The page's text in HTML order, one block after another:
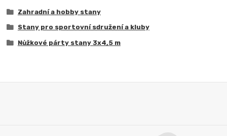
Zahradní a hobby stany
Stany pro sportovní sdružení a kluby
Nůžkové párty stany 3x4,5 m